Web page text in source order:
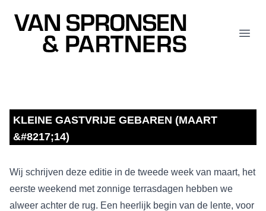
Van Spronsen & Partners
KLEINE GASTVRIJE GEBAREN (MAART
&#8217;14)
Wij schrijven deze editie in de tweede week van maart, het
eerste weekend met zonnige terrasdagen hebben we
alweer achter de rug. Een heerlijk begin van de lente, voor